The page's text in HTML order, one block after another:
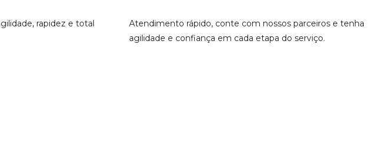
rapidez e total
Atendimento rápido, conte com nossos parceiros e tenha
agilidade e confiança em cada etapa do serviço.